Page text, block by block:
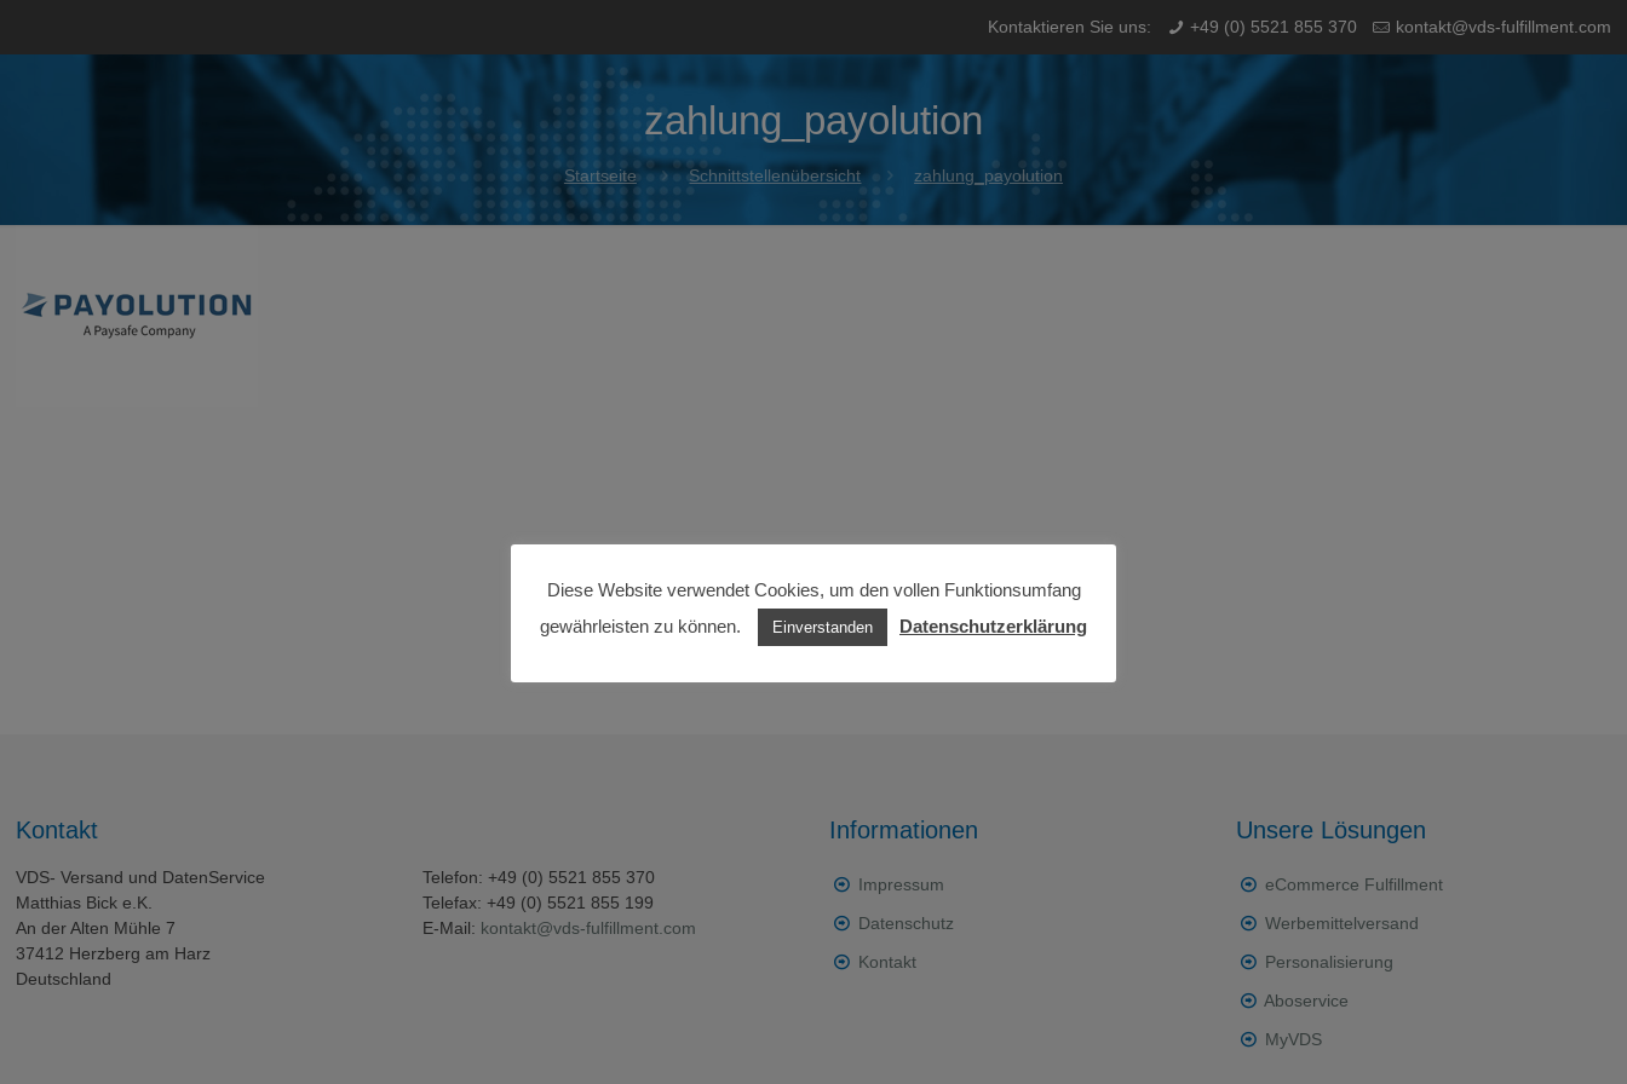
Kontaktieren Sie uns: +49 (0) 5521 855 370 kontakt@vds-fulfillment.com
zahlung_payolution
Startseite Schnittstellenübersicht zahlung_payolution
Kontakt
VDS- Versand und DatenService
Matthias Bick e.K.
An der Alten Mühle 7
37412 Herzberg am Harz
Deutschland
Telefon: +49 (0) 5521 855 370
Telefax: +49 (0) 5521 855 199
E-Mail: kontakt@vds-fulfillment.com
Informationen
Impressum
Datenschutz
Kontakt
Unsere Lösungen
eCommerce Fulfillment
Werbemittelversand
Personalisierung
Aboservice
MyVDS
Diese Website verwendet Cookies, um den vollen Funktionsumfang
gewährleisten zu können.
Einverstanden Datenschutzerklärung